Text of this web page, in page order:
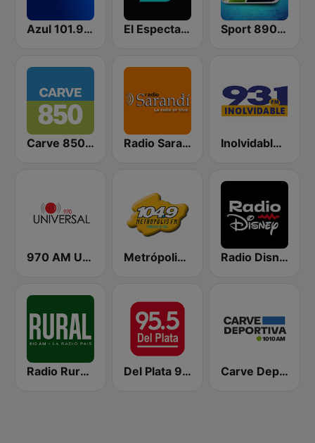
Azul 101.9 FM El Espectador 810 AM Sport 890 AM
Carve 850 AM Radio Sarandí 690 Inolvidable 93.1 FM
970 AM Universal Metrópolis 104.9 FM Radio Disney Uruguay
Radio Rural 610 AM Del Plata 95.5 Carve Deportiva 1010 AM